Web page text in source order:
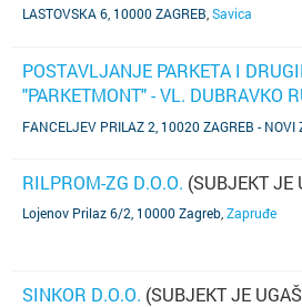
LASTOVSKA 6, 10000 ZAGREB Savica
POSTAVLJANJE PARKETA I
"PARKETMONT" - VL. DUBRAVKO
FANCEVLJEV PRILAZ 2(SUBJEKT
FANCELJEV PRILAZ 2, 10020 ZAGREB - NOVI
RILPROM-ZG D.O.O. (SUBJEKT JE
Lojenov Prilaz 6/2, 10000 Zagreb Zapruđe
SINKOR D.O.O. (SUBJEKT JE